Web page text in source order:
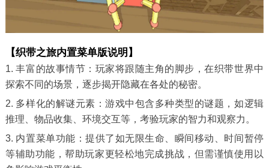
【织带之旅内置菜单版说明】
1. 丰富的故事情节：玩家将跟随主角的脚步，在织带世界中
探索不同的场景，逐步揭开隐藏在各处的秘密。
2. 多样化的解谜元素：游戏中包含多种类型的谜题，如逻辑
推理、物品收集、环境交互等，考验玩家的智力和观察力。
3. 内置菜单功能：提供了如无限生命、瞬间移动、时间暂停
等辅助功能，帮助玩家更轻松地完成挑战，但需谨慎使用以